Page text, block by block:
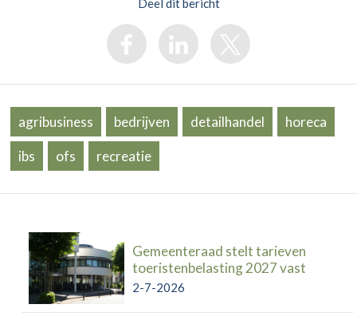
Deel dit bericht
agribusiness bedrijven detailhandel horeca
ibs ofs recreatie
Gemeenteraad stelt tarieven
toeristenbelasting 2027 vast
2-7-2026